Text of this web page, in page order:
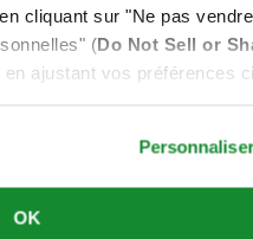
cliquant sur "Ne pas
(Do Not Sell or
en ajustant vos préférences
OK